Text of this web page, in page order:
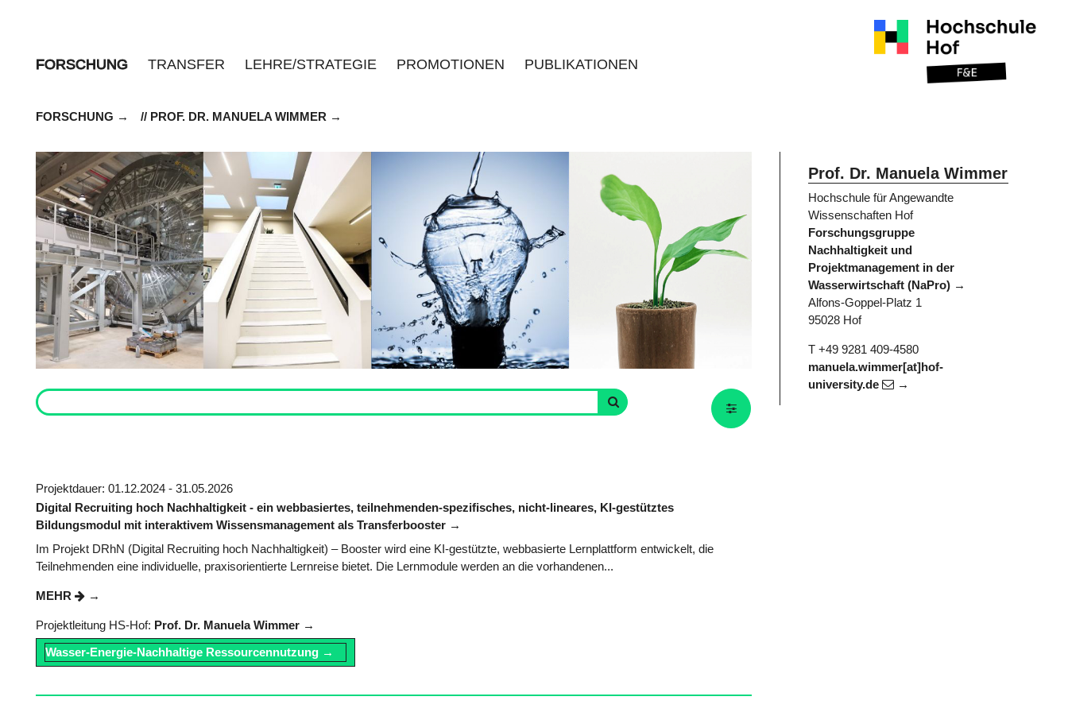
FORSCHUNG TRANSFER LEHRE/STRATEGIE PROMOTIONEN PUBLIKATIONEN
FORSCHUNG // PROF. DR. MANUELA WIMMER
Projektdauer: 01.12.2024 - 31.05.2026
Digital Recruiting hoch Nachhaltigkeit - ein webbasiertes, teilnehmenden-spezifisches, nicht-lineares, KI-gestütztes
Bildungsmodul mit interaktivem Wissensmanagement als Transferbooster
Im Projekt DRhN (Digital Recruiting hoch Nachhaltigkeit) – Booster wird eine KI-gestützte, webbasierte Lernplattform entwickelt, die
Teilnehmenden eine individuelle, praxisorientierte Lernreise bietet. Die Lernmodule werden an die vorhandenen...
MEHR
Projektleitung HS-Hof: Prof. Dr. Manuela Wimmer
Wasser-Energie-Nachhaltige Ressourcennutzung
Prof. Dr. Manuela Wimmer
Hochschule für Angewandte
Wissenschaften Hof
Forschungsgruppe
Nachhaltigkeit und
Projektmanagement in der
Wasserwirtschaft (NaPro)
Alfons-Goppel-Platz 1
95028 Hof
T +49 9281 409-4580
manuela.wimmer[at]hof-
university.de